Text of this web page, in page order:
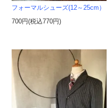
フォーマルシューズ(12～25cm）
700円(税込770円)